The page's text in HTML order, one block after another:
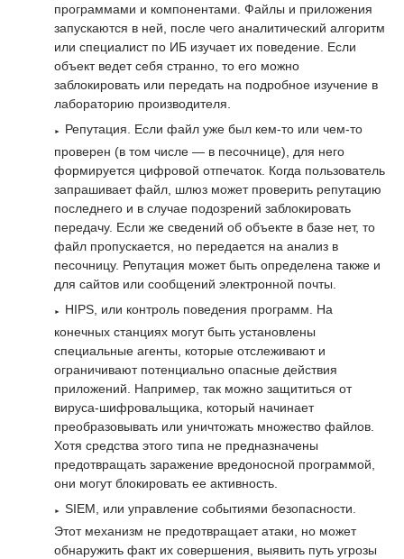
программами и компонентами. Файлы и приложения
запускаются в ней, после чего аналитический алгоритм
или специалист по ИБ изучает их поведение. Если
объект ведет себя странно, то его можно
заблокировать или передать на подробное изучение в
лабораторию производителя.
Репутация. Если файл уже был кем-то или чем-то
проверен (в том числе — в песочнице), для него
формируется цифровой отпечаток. Когда пользователь
запрашивает файл, шлюз может проверить репутацию
последнего и в случае подозрений заблокировать
передачу. Если же сведений об объекте в базе нет, то
файл пропускается, но передается на анализ в
песочницу. Репутация может быть определена также и
для сайтов или сообщений электронной почты.
HIPS, или контроль поведения программ. На
конечных станциях могут быть установлены
специальные агенты, которые отслеживают и
ограничивают потенциально опасные действия
приложений. Например, так можно защититься от
вируса-шифровальщика, который начинает
преобразовывать или уничтожать множество файлов.
Хотя средства этого типа не предназначены
предотвращать заражение вредоносной программой,
они могут блокировать ее активность.
SIEM, или управление событиями безопасности.
Этот механизм не предотвращает атаки, но может
обнаружить факт их совершения, выявить путь угрозы